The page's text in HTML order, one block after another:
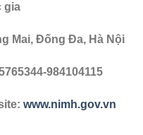
gia
Mai, Đống Đa, Hà Nội
984104115
www.nimh.gov.vn